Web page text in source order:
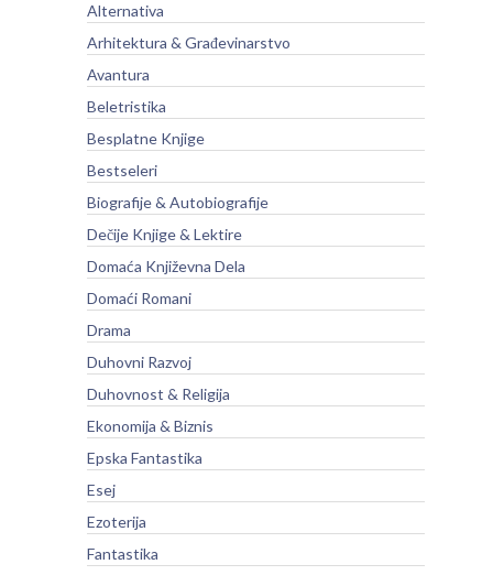
Alternativa
Arhitektura & Građevinarstvo
Avantura
Beletristika
Besplatne Knjige
Bestseleri
Biografije & Autobiografije
Dečije Knjige & Lektire
Domaća Književna Dela
Domaći Romani
Drama
Duhovni Razvoj
Duhovnost & Religija
Ekonomija & Biznis
Epska Fantastika
Esej
Ezoterija
Fantastika